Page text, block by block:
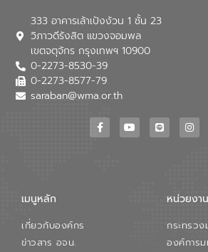
ใช้น้ำที่พุ่งสูงขึ้น
การองค์การจัด
เพื่อสนับสนุนก
ขณะที่ นายบดิ
สมดุลทางเศร
ภาคเอกชนใน
องค์การจัดการ
333 อาคารเล้าเป้งง้วน 1 ชั้น 23
วิภาวดีรังสิต แขวงจอมพล
เขตจตุจักร กรุงเทพฯ 10900
0-2273-8530-39
0-2273-8577-79
saraban@wma.or.th
เมนูหลัก
เกี่ยวกับองค์กร
ข่าวสาร อจน.
หน่วยงา
กระทรวง
องค์การ